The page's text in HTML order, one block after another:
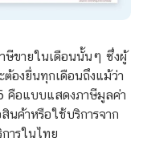
ษีขายในเดือนนั้นๆ ซึ่งผู้
องยื่นทุกเดือนถึงแม้ว่า
คือแบบแสดงภาษีมูลค่า
ค้าหรือใช้บริการจาก
ารในไทย